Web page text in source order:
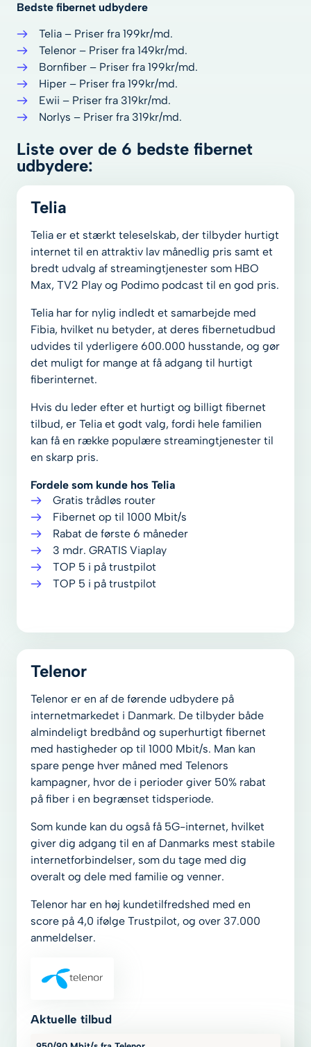
Bedste fibernet udbydere
Telia – Priser fra 199kr/md.
Telenor – Priser fra 149kr/md.
Bornfiber – Priser fra 199kr/md.
Hiper – Priser fra 199kr/md.
Ewii – Priser fra 319kr/md.
Norlys – Priser fra 319kr/md.
Liste over de 6 bedste fibernet
udbydere:
Telia
Telia er et stærkt teleselskab, der tilbyder hurtigt
internet til en attraktiv lav månedlig pris samt et
bredt udvalg af streamingtjenester som HBO
Max, TV2 Play og Podimo podcast til en god pris.
Telia har for nylig indledt et samarbejde med
Fibia, hvilket nu betyder, at deres fibernetudbud
udvides til yderligere 600.000 husstande, og gør
det muligt for mange at få adgang til hurtigt
fiberinternet.
Hvis du leder efter et hurtigt og billigt fibernet
tilbud, er Telia et godt valg, fordi hele familien
kan få en række populære streamingtjenester til
en skarp pris.
Fordele som kunde hos Telia
Gratis trådløs router
Fibernet op til 1000 Mbit/s
Rabat de første 6 måneder
3 mdr. GRATIS Viaplay
TOP 5 i på trustpilot
TOP 5 i på trustpilot
Telenor
Telenor er en af de førende udbydere på
internetmarkedet i Danmark. De tilbyder både
almindeligt bredbånd og superhurtigt fibernet
med hastigheder op til 1000 Mbit/s. Man kan
spare penge hver måned med Telenors
kampagner, hvor de i perioder giver 50% rabat
på fiber i en begrænset tidsperiode.
Som kunde kan du også få 5G-internet, hvilket
giver dig adgang til en af Danmarks mest stabile
internetforbindelser, som du tage med dig
overalt og dele med familie og venner.
Telenor har en høj kundetilfredshed med en
score på 4,0 ifølge Trustpilot, og over 37.000
anmeldelser.
Aktuelle tilbud